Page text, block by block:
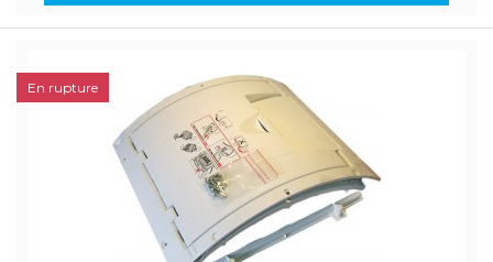
En rupture